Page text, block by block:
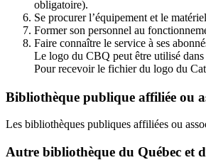
obligatoire).
Se procurer l’équipement et le
Former son personnel au
Faire connaître le service à ses
Le logo du CBQ peut être utilisé
Pour recevoir le fichier du logo du
Bibliothèque publique affiliée ou
Les bibliothèques publiques affiliées ou
Autre bibliothèque du Québec et